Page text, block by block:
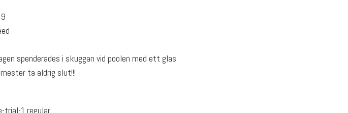
spenderades i skuggan vid poolen med ett glas
ta aldrig slut!!!